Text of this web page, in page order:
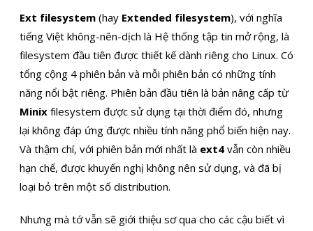
Ext filesystem (hay Extended filesystem), với nghĩa
tiếng Việt không-nên-dịch là Hệ thống tập tin mở rộng, là
filesystem đầu tiên được thiết kế dành riêng cho Linux. Có
tổng cộng 4 phiên bản và mỗi phiên bản có những tính
năng nổi bật riêng. Phiên bản đầu tiên là bản nâng cấp từ
Minix filesystem được sử dụng tại thời điểm đó, nhưng
lại không đáp ứng được nhiều tính năng phổ biến hiện nay.
Và thậm chí, với phiên bản mới nhất là ext4 vẫn còn nhiều
hạn chế, được khuyến nghị không nên sử dụng, và đã bị
loại bỏ trên một số distribution.
Nhưng mà tớ vẫn sẽ giới thiệu sơ qua cho các cậu biết vì